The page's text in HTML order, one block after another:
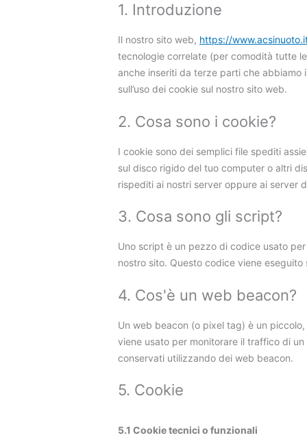
1. Introduzione
Il nostro sito web, https://
tecnologie correlate (per comodità tutte
anche inseriti da terze parti che
sull’uso dei cookie sul nostro sito web.
2. Cosa sono i cookie?
I cookie sono dei semplici file spediti
sul disco rigido del tuo computer o altri
rispediti ai nostri server oppure ai server
3. Cosa sono gli script?
Uno script è un pezzo di codice usato
nostro sito. Questo codice viene
4. Cos'è un web beacon?
Un web beacon (o pixel tag) è un
viene usato per monitorare il traffico di
conservati utilizzando dei web beacon.
5. Cookie
5.1 Cookie tecnici o funzionali